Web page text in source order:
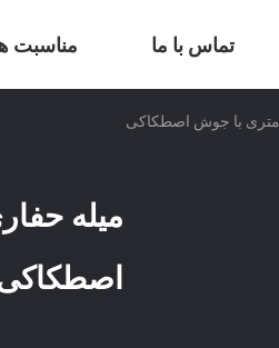
مناسبت تماس با ما